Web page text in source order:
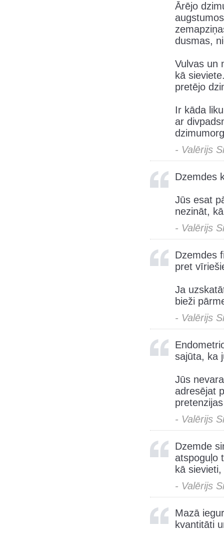
Ārējo
dusmas,
Vulvas un
kā
pretējo
Ir kāda
ar
- Valērijs
Dzemdes
Jūs esat
nezināt,
- Valērijs
Dzemdes
pret
Ja
bieži
- Valērijs
sajūta, ka
Jūs
adresējat
- Valērijs
Dzemde
atspoguļo
kā
- Valērijs
Mazā
kvantitāti